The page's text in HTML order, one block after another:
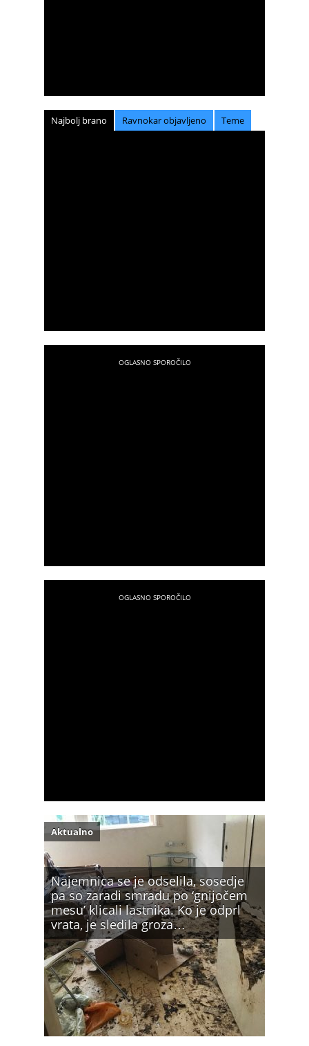
Najbolj brano Ravnokar objavljeno Teme
Najemnica se je odselila, sosedje
pa so zaradi smradu po ‘gnijočem
mesu’ klicali lastnika. Ko je odprl
vrata, je sledila groza…
Aktualno